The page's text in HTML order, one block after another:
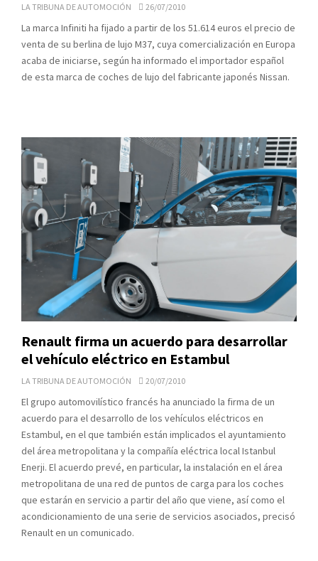
LA TRIBUNA DE AUTOMOCIÓN 26/07/2010
La marca Infiniti ha fijado a partir de los 51.614 euros el precio de
venta de su berlina de lujo M37, cuya comercialización en Europa
acaba de iniciarse, según ha informado el importador español
de esta marca de coches de lujo del fabricante japonés Nissan.
Renault firma un acuerdo para desarrollar
el vehículo eléctrico en Estambul
LA TRIBUNA DE AUTOMOCIÓN 20/07/2010
El grupo automovilístico francés ha anunciado la firma de un
acuerdo para el desarrollo de los vehículos eléctricos en
Estambul, en el que también están implicados el ayuntamiento
del área metropolitana y la compañía eléctrica local Istanbul
Enerji. El acuerdo prevé, en particular, la instalación en el área
metropolitana de una red de puntos de carga para los coches
que estarán en servicio a partir del año que viene, así como el
acondicionamiento de una serie de servicios asociados, precisó
Renault en un comunicado.